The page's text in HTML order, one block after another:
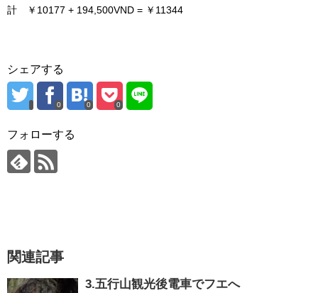
計 ￥10177 + 194,500VND = ￥11344
シェアする
0 0 0
フォローする
関連記事
3.五行山観光後電車でフエへ